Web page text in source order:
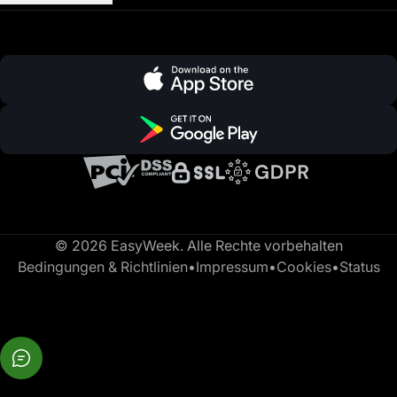
© 2026 EasyWeek. Alle Rechte vorbehalten
Bedingungen & Richtlinien•Impressum•Cookies•Status